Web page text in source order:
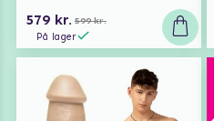
579 kr. 599 kr.
På lager